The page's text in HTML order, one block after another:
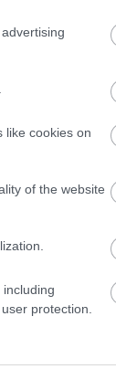
like cookies on
of the website
protection.